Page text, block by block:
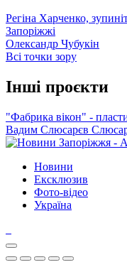
Регіна Харченко,
Запоріжжі
Олександр Чубукін
Всі точки зору
Інші проєкти
"Фабрика вікон" -
Вадим Слюсарєв
Новини
Ексклюзив
Фото-відео
Україна